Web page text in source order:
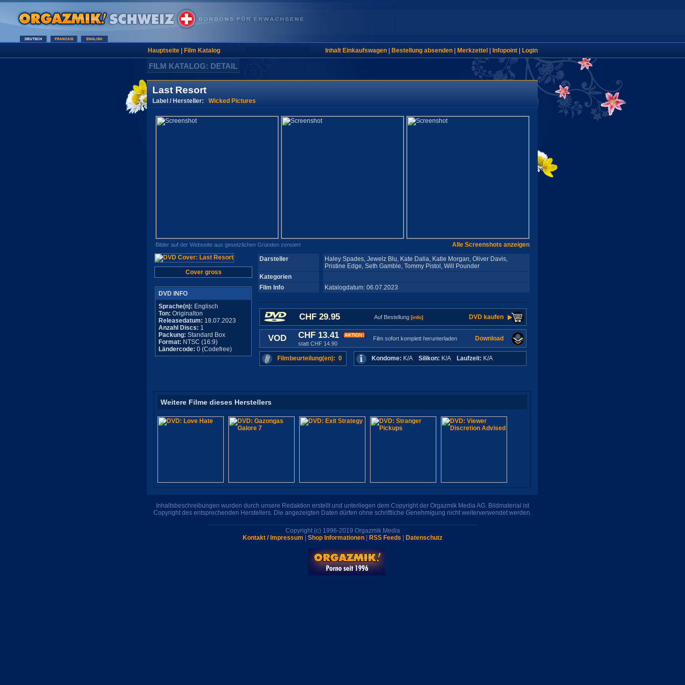
Hauptseite| Film Katalog Inhalt Einkaufswagen| Bestellung absenden| Merkzettel Infopoint| Login
FILM KATALOG: DETAIL
Last Resort
Label / Hersteller: Wicked Pictures
Bilder auf der Webseite aus gesetzlichen Gründen zensiert Alle Screenshots anzeigen
Cover gross
DVD INFO
Sprache(n): Englisch
Ton: Originalton
Releasedatum: 18.07.2023
Anzahl Discs: 1
Packung: Standard Box
Format: NTSC (16:9)
Ländercode: 0 (Codefree)
Darsteller
Haley Spades, Jewelz Blu, Kate Dalia, Katie Morgan, Oliver Davis,
Pristine Edge, Seth Gamble, Tommy Pistol, Will Pounder
Kategorien
Film Info
Katalogdatum: 06.07.2023
CHF 29.95 Auf Bestellung [info] DVD kaufen
VOD CHF 13.41
statt CHF 14.90
Film sofort komplett herunterladen Download
Filmbeurteilung(en): 0 Kondome: K/A Silikon: K/A Laufzeit: K/A
Weitere Filme dieses Herstellers
Inhaltsbeschreibungen wurden durch unsere Redaktion erstellt und unterliegen dem Copyright der Orgazmik Media AG. Bildmaterial ist
Copyright des entsprechenden Herstellers. Die angezeigten Daten dürfen ohne schriftliche Genehmigung nicht weiterverwendet werden.
Copyright (c) 1996-2019 Orgazmik Media
Kontakt / Impressum
Shop Informationen RSS Feeds Datenschutz